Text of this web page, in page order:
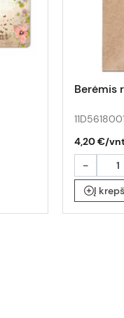
Berėmis
4,20 €/
-
Į